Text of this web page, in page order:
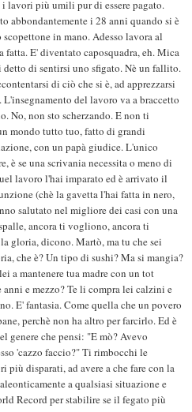
lavori più umili pur di essere pagato.
abbondantemente i 28 anni quando si è
in mano. Adesso lavora al
E' diventato caposquadra, eh. Mica
detto di sentirsi uno sfigato. Nè un fallito.
di ciò che si è, ad apprezzarsi
del lavoro va a braccetto
No, non sto scherzando. E non ti
mondo tutto tuo, fatto di grandi
con un papà giudice. L'unico
è se una scrivania necessita o meno di
lavoro l'hai imparato ed è arrivato il
(chè la gavetta l'hai fatta in nero,
salutato nel migliore dei casi con una
ancora ti vogliono, ancora ti
gloria, dicono. Martò, ma tu che sei
che è? Un tipo di sushi? Ma si mangia?
a mantenere tua madre con un tot
e mezzo? Te li compra lei calzini e
E' fantasia. Come quella che un povero
perchè non ha altro per farcirlo. Ed è
genere che pensi: "E mò? Avevo
'cazzo faccio?" Ti rimbocchi le
disparati, ad avere a che fare con la
a qualsiasi situazione e
Record per stabilire se il fegato più